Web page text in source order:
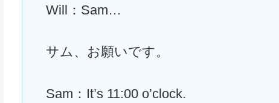
Will：Sam…
サム、お願いです。
Sam：It’s 11:00 o’clock.